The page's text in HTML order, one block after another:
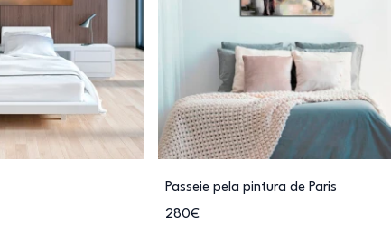
Passeie pela pintura de Paris
280€